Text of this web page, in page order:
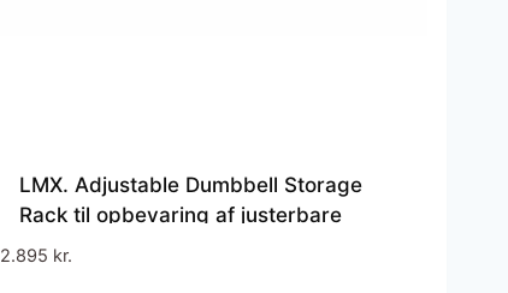
LMX. Adjustable Dumbbell Storage
Rack til opbevaring af justerbare
håndvægte i home gym og
2.895 kr.